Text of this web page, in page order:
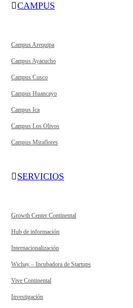
CAMPUS
Campus Arequipa
Campus Ayacucho
Campus Cusco
Campus Huancayo
Campus Ica
Campus Los Olivos
Campus Miraflores
SERVICIOS
Growth Center Continental
Hub de información
Internacionalización
Wichay – Incubadora de Startups
Vive Continental
Investigación